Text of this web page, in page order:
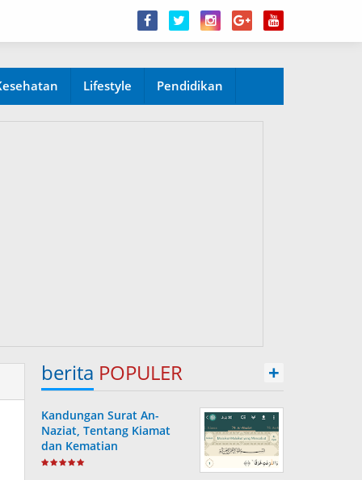
Lifestyle Pendidikan
berita POPULER +
Kandungan Surat An-
Naziat, Tentang Kiamat
dan Kematian